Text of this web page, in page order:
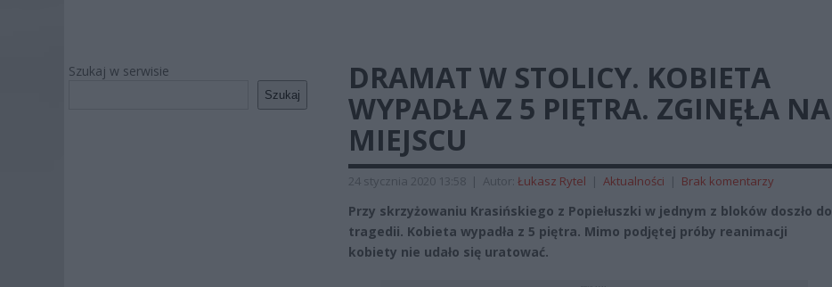
Szukaj w serwisie
Szukaj
DRAMAT W STOLICY. KOBIETA
WYPADŁA Z 5 PIĘTRA. ZGINĘŁA NA
MIEJSCU
24 stycznia 2020 13:58 | Autor: Łukasz Rytel | Aktualności | Brak komentarzy
Przy skrzyżowaniu Krasińskiego z Popiełuszki w jednym z bloków doszło do
tragedii. Kobieta wypadła z 5 piętra. Mimo podjętej próby reanimacji
kobiety nie udało się uratować.